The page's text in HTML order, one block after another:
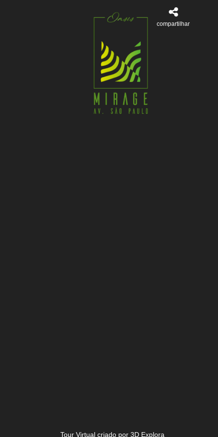
compartilhar
Tour Virtual criado por 3D Explora